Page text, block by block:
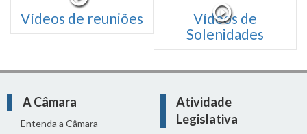
Vídeos de reuniões
Vídeos de
Solenidades
A Câmara
Entenda a Câmara
Atividade
Legislativa